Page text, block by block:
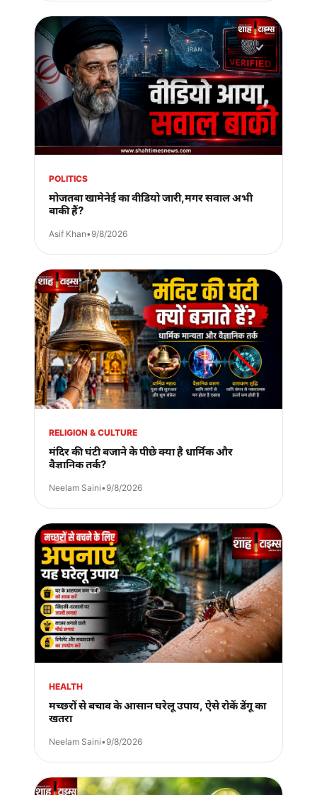
POLITICS
मोजतबा खामेनेई का वीडियो जारी,मगर सवाल अभी
बाकी हैं?
Asif Khan•9/8/2026
RELIGION & CULTURE
मंदिर की घंटी बजाने के पीछे क्या है धार्मिक और
वैज्ञानिक तर्क?
Neelam Saini•9/8/2026
HEALTH
मच्छरों से बचाव के आसान घरेलू उपाय, ऐसे रोकें डेंगू का
खतरा
Neelam Saini•9/8/2026